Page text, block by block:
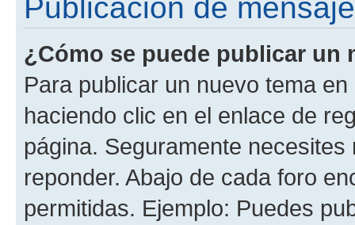
Publicación de
¿Cómo se puede publicar un
Para publicar un nuevo tema
haciendo clic en el enlace de
página. Seguramente
reponder. Abajo de cada foro
permitidas. Ejemplo: Puedes